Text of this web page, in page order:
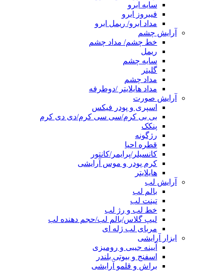
سایه ابرو
فیبروز ابرو
مداد ابرو/ ریمل ابرو
آرایش چشم
خط چشم/ مداد چشم
ریمل
سایه چشم
گلیتر
مداد چشم
مداد هایلایتر /دوطرفه
آرایش صورت
اسپری و پودر فیکس
بی بی کرم/سی سی کرم/دی دی کرم
پنکک
رژگونه
قطره احیا
کانسیلر/پرایمر/کانتور
کرم پودر و موس آرایشی
هایلایتر
آرایش لب
بالم لب
تینت لب
خط لب و رژ لب
لیپ گلاس/بالم لب/حجم دهنده لب
مربای لب ژله ای
ابزار آرایشی
آیینه جیبی و رومیزی
اسفنج و بیوتی بلندر
براش و قلمو آرایشی